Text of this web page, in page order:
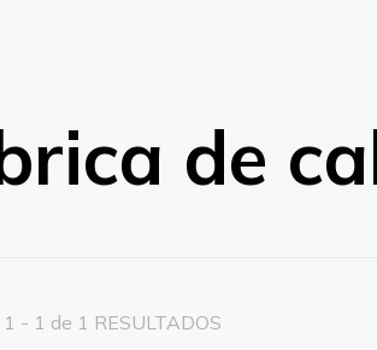
de
- 1 de 1 RESULTADOS